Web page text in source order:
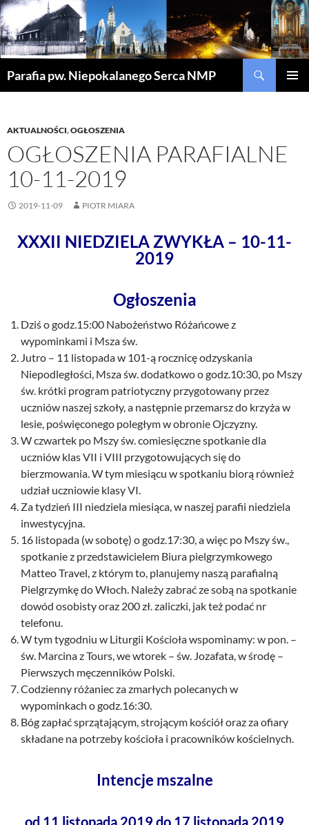
Parafia pw. Niepokalanego Serca NMP
AKTUALNOŚCI,OGŁOSZENIA
OGŁOSZENIA PARAFIALNE
10-11-2019
2019-11-09 PIOTR MIARA
XXXII NIEDZIELA ZWYKŁA – 10-11-
2019
Ogłoszenia
Dziś o godz.15:00 Nabożeństwo Różańcowe z
wypominkami i Msza św.
Jutro – 11 listopada w 101-ą rocznicę odzyskania
Niepodległości, Msza św. dodatkowo o godz.10:30, po Mszy
św. krótki program patriotyczny przygotowany przez
uczniów naszej szkoły, a następnie przemarsz do krzyża w
lesie, poświęconego poległym w obronie Ojczyzny.
W czwartek po Mszy św. comiesięczne spotkanie dla
uczniów klas VII i VIII przygotowujących się do
bierzmowania. W tym miesiącu w spotkaniu biorą również
udział uczniowie klasy VI.
Za tydzień III niedziela miesiąca, w naszej parafii niedziela
inwestycyjna.
16 listopada (w sobotę) o godz.17:30, a więc po Mszy św.,
spotkanie z przedstawicielem Biura pielgrzymkowego
Matteo Travel, z którym to, planujemy naszą parafialną
Pielgrzymkę do Włoch. Należy zabrać ze sobą na spotkanie
dowód osobisty oraz 200 zł. zaliczki, jak też podać nr
telefonu.
W tym tygodniu w Liturgii Kościoła wspominamy: w pon. –
św. Marcina z Tours, we wtorek – św. Jozafata, w środę –
Pierwszych męczenników Polski.
Codzienny różaniec za zmarłych polecanych w
wypominkach o godz.16:30.
Bóg zapłać sprzątającym, strojącym kościół oraz za ofiary
składane na potrzeby kościoła i pracowników kościelnych.
Intencje mszalne
od 11 listopada 2019 do 17 listopada 2019